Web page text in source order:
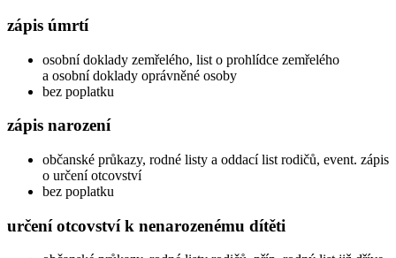
zápis úmrtí
osobní doklady zemřelého, list o prohlídce zemřelého
a osobní doklady oprávněné osoby
bez poplatku
zápis narození
občanské průkazy, rodné listy a oddací list rodičů, event. zápis
o určení otcovství
bez poplatku
určení otcovství k nenarozenému dítěti